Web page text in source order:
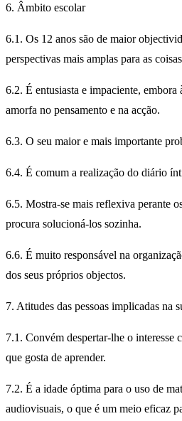
6. Âmbito escolar
6.1. Os 12 anos são de maior
perspectivas mais amplas para as
6.2. É entusiasta e impaciente, embora
amorfa no pensamento e na acção.
6.3. O seu maior e mais importante
6.4. É comum a realização do diário
6.5. Mostra-se mais reflexiva perante
procura solucioná-los sozinha.
6.6. É muito responsável na
dos seus próprios objectos.
7. Atitudes das pessoas implicadas na
7.1. Convém despertar-lhe o interesse
que gosta de aprender.
7.2. É a idade óptima para o uso de
audiovisuais, o que é um meio eficaz